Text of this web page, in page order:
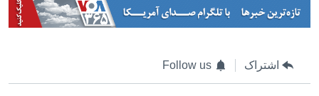
اشتراک Follow us